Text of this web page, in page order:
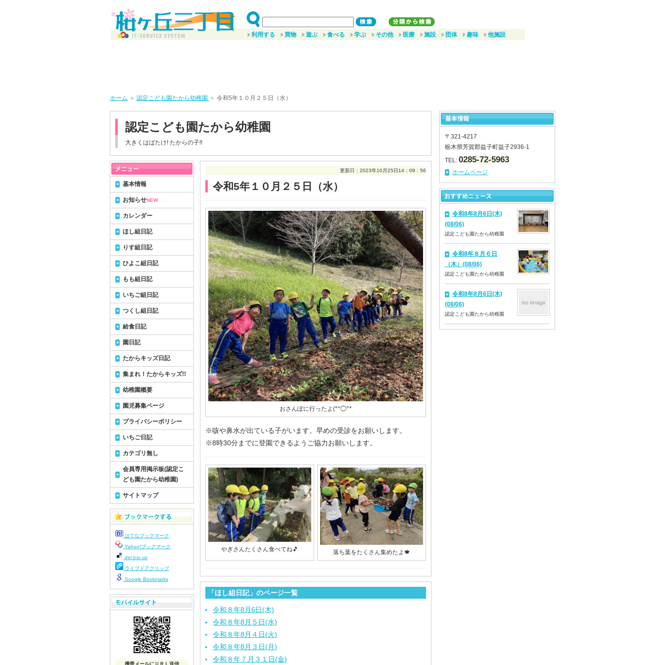
利用する 買物 遊ぶ 食べる 学ぶ その他 医療 施設 団体 趣味 他施設
ホーム ＞ 認定こども園たから幼稚園 ＞ 令和5年１０月２５日（水）
認定こども園たから幼稚園
大きくはばたけ! たからの子!!
更新日：2023年10月25日14：09：56
令和5年１０月２５日（水）
おさんぽに行ったよ(*^◯^*
※咳や鼻水が出ている子がいます。早めの受診をお願いします。
※8時30分までに登園できるようご協力お願いします。
やぎさんたくさん食べてね🎵 落ち葉をたくさん集めたよ🍁
「ほし組日記」のページ一覧
令和８年8月6日(木)
令和８年8月５日(水)
令和８年8月４日(火)
令和８年8月３日(月)
令和８年７月３１日(金)
基本情報
お知らせNEW
カレンダー
ほし組日記
りす組日記
ひよこ組日記
もも組日記
いちご組日記
つくし組日記
給食日記
園日記
たからキッズ日記
集まれ！たからキッズ!!
幼稚園概要
園児募集ページ
プライバシーポリシー
いちご日記
カテゴリ無し
会員専用掲示板(認定こ
ども園たから幼稚園)
サイトマップ
はてなブックマーク
Yahoo!ブックマーク
del.icio.us
ライブドアクリップ
Google Bookmarks
携帯メールにＵＲＬ送信
〒321-4217
栃木県芳賀郡益子町益子2936-1
TEL: 0285-72-5963
ホームページ
令和8年8月6日(木)
(08/06)
認定こども園たから幼稚園
令和8年８月６日
（木）(08/06)
認定こども園たから幼稚園
令和8年8月6日(木)
(08/06)
認定こども園たから幼稚園